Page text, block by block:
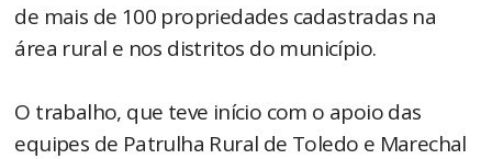
de mais de 100 propriedades cadastradas na
área rural e nos distritos do município.
O trabalho, que teve início com o apoio das
equipes de Patrulha Rural de Toledo e Marechal